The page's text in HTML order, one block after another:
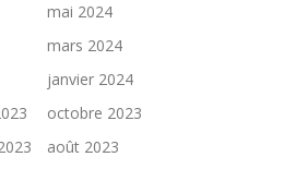
mai 2024
mars 2024
janvier 2024
octobre 2023
août 2023